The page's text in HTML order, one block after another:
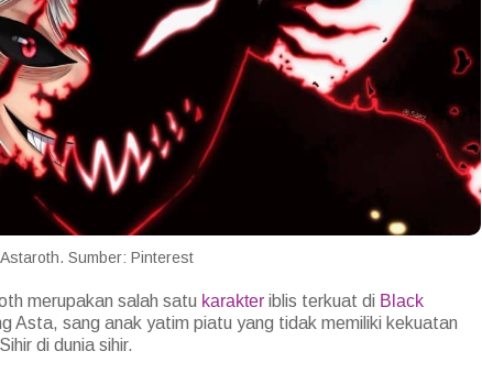
Astaroth. Sumber: Pinterest
merupakan salah satu karakter iblis terkuat di Black
Asta, sang anak yatim piatu yang tidak memiliki kekuatan
di dunia sihir.